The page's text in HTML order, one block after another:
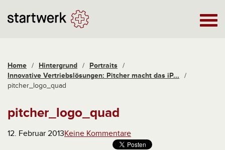
Home / Hintergrund / Portraits /
Innovative Vertriebslösungen: Pitcher macht das iP...
/
pitcher_logo_quad
pitcher_logo_quad
12. Februar 2013Keine Kommentare